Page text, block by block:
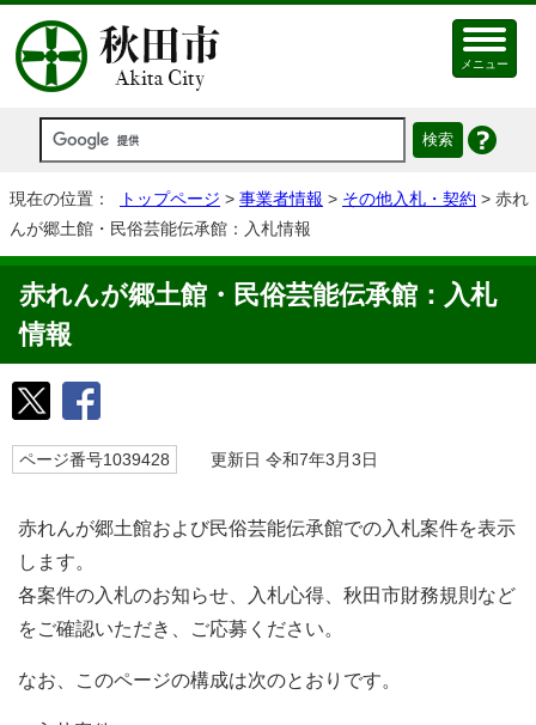
メニュー
現在の位置： トップページ > 事業者情報 > その他入札・契約 > 赤れ
んが郷土館・民俗芸能伝承館：入札情報
赤れんが郷土館・民俗芸能伝承館：入札
情報
ページ番号1039428 更新日 令和7年3月3日
赤れんが郷土館および民俗芸能伝承館での入札案件を表示
します。
各案件の入札のお知らせ、入札心得、秋田市財務規則など
をご確認いただき、ご応募ください。
なお、このページの構成は次のとおりです。